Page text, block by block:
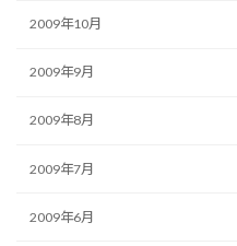
2009年10月
2009年9月
2009年8月
2009年7月
2009年6月